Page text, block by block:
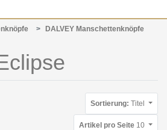
DALVEY Manschettenknöpfe
Sortierung: Titel
Artikel pro Seite 10